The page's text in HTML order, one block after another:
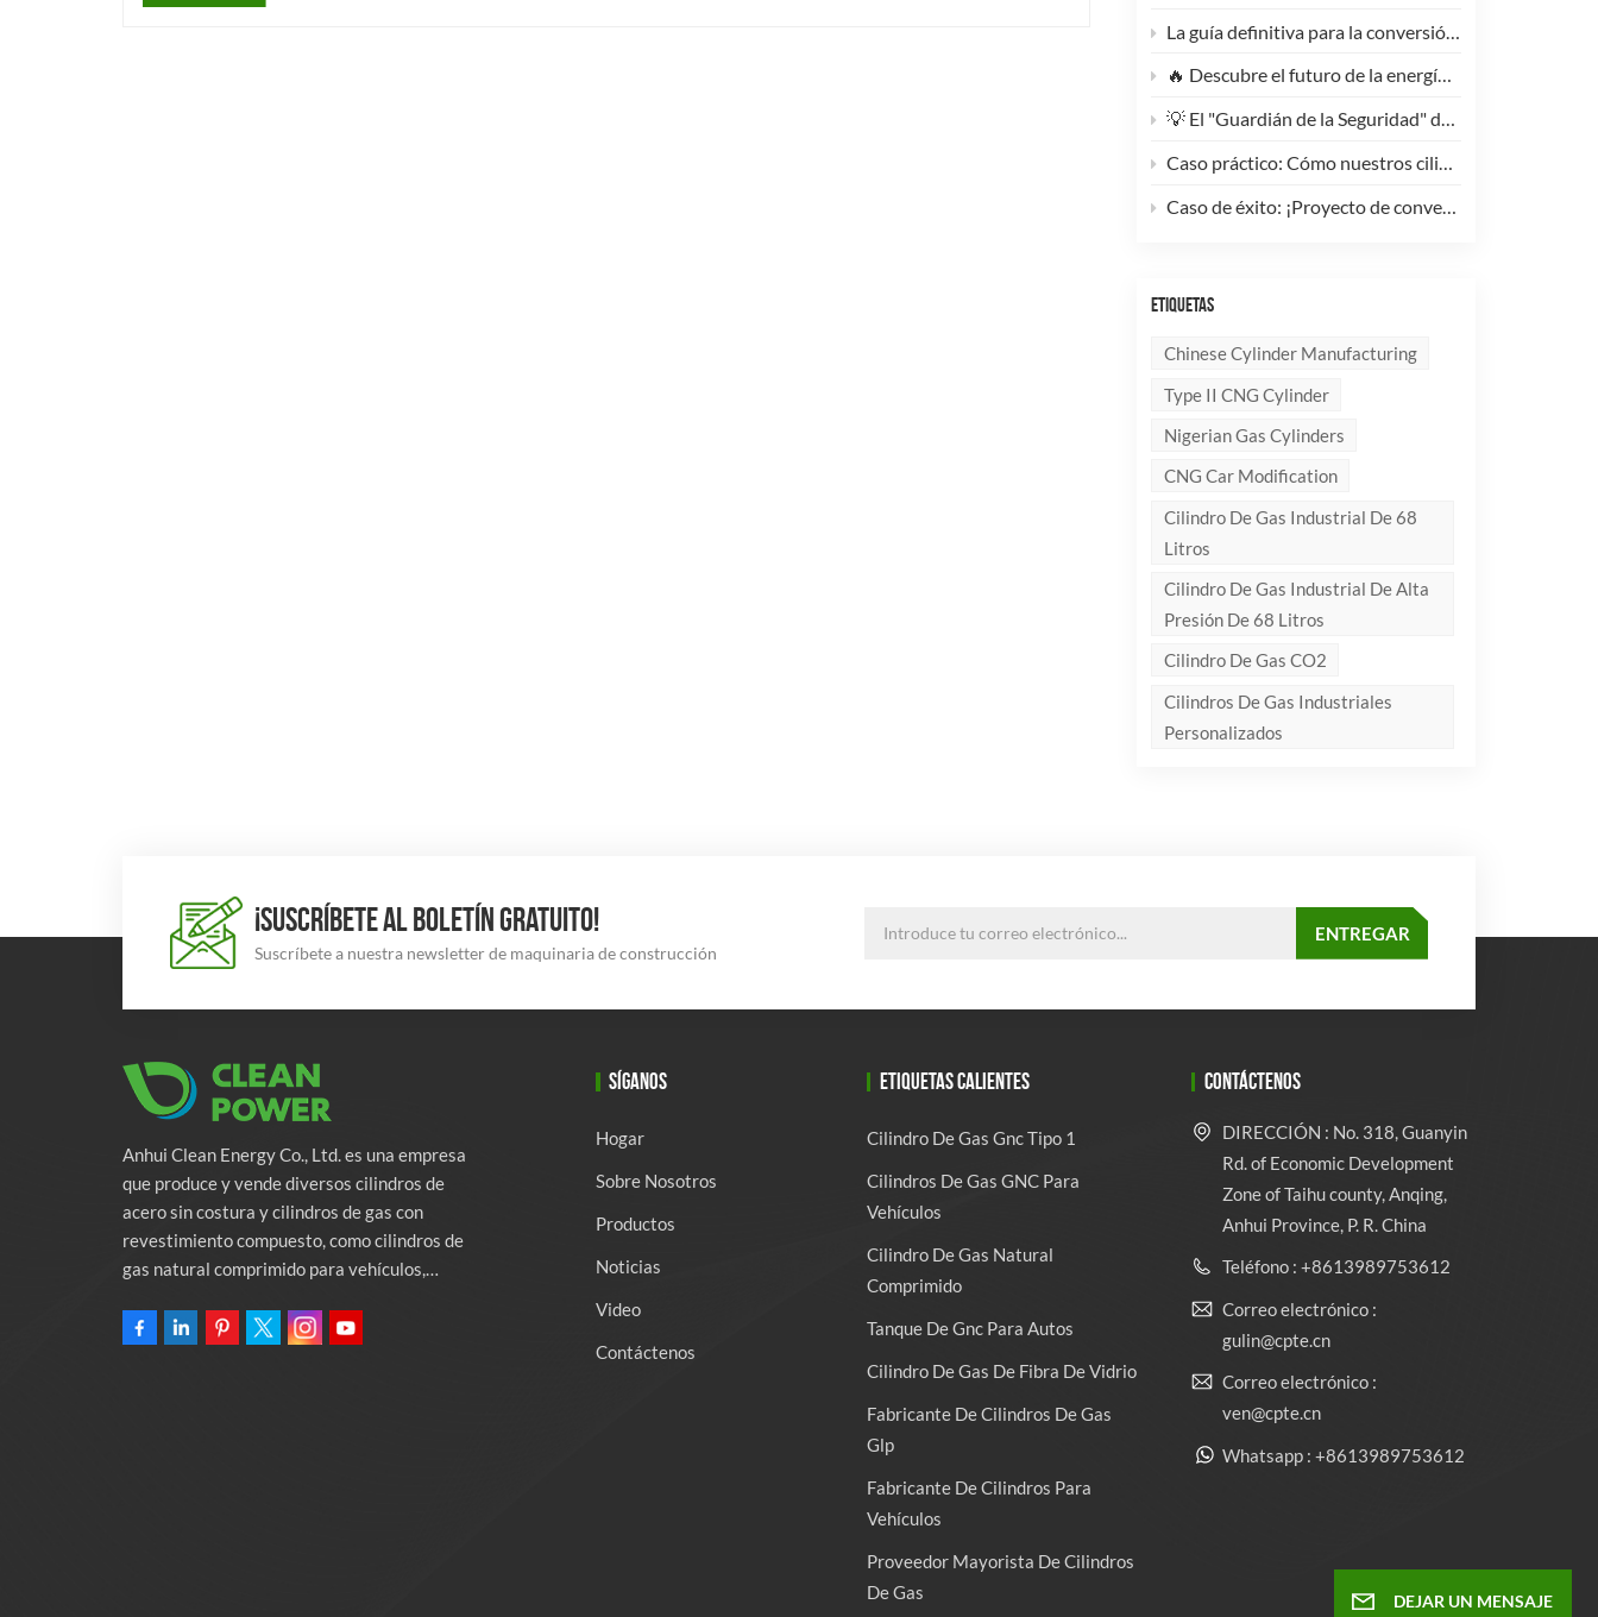
La guía definitiva para la conversión de camiones pesados ​​a GNC: Por qué este cilindro de GNC tipo 1 de 200 litros supone un cambio radical para la reducción de costes de la flota.
🔥 Descubre el futuro de la energía: ¡Conoce la elegante y ultraligera bombona de GLP compuesta de 10 kg!
💡 El "Guardián de la Seguridad" del Gas Industrial y la Supresión de Incendios: Un Análisis en Profundidad de los Cilindros de Gas sin Costura de Acero de Alto Rendimiento
Caso práctico: Cómo nuestros cilindros compuestos de GLP redefinen la seguridad y la imagen de marca para clientes globales.
Caso de éxito: ¡Proyecto de conversión a GNC de un generador de 100 kVA completado con éxito! 🚀
ETIQUETAS
Chinese Cylinder Manufacturing
Type II CNG Cylinder
Nigerian Gas Cylinders
CNG Car Modification
Cilindro De Gas Industrial De 68
Litros
Cilindro De Gas Industrial De Alta
Presión De 68 Litros
Cilindro De Gas CO2
Cilindros De Gas Industriales
Personalizados
¡SUSCRÍBETE AL BOLETÍN GRATUITO!
Suscríbete a nuestra newsletter de maquinaria de construcción
Anhui Clean Energy Co., Ltd. es una empresa
que produce y vende diversos cilindros de
acero sin costura y cilindros de gas con
revestimiento compuesto, como cilindros de
gas natural comprimido para vehículos,
incendios. La empresa se compromete a
SÍGANOS
Hogar
Sobre Nosotros
Productos
Noticias
Video
Contáctenos
ETIQUETAS CALIENTES
Cilindro De Gas Gnc Tipo 1
Cilindros De Gas GNC Para
Vehículos
Cilindro De Gas Natural
Comprimido
Tanque De Gnc Para Autos
Cilindro De Gas De Fibra De Vidrio
Fabricante De Cilindros De Gas
Glp
Fabricante De Cilindros Para
Vehículos
Proveedor Mayorista De Cilindros
De Gas
CONTÁCTENOS
DIRECCIÓN : No. 318, Guanyin
Rd. of Economic Development
Zone of Taihu county, Anqing,
Anhui Province, P. R. China
Teléfono : +8613989753612
Correo electrónico :
gulin@cpte.cn
Correo electrónico :
ven@cpte.cn
Whatsapp : +8613989753612
DEJAR UN MENSAJE